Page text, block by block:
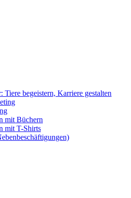
begeistern, Karriere gestalten
mit Büchern
mit T-Shirts